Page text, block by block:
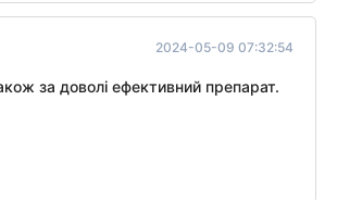
2024-05-09 07:32:54
за доволі ефективний препарат.